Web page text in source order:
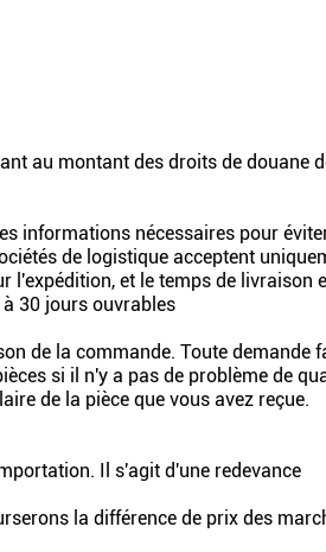
au montant des droits de douane
informations nécessaires pour
de logistique acceptent
l'expédition, et le temps de livraison
30 jours ouvrables
de la commande. Toute demande
si il n'y a pas de problème de
de la pièce que vous avez reçue.
Il s'agit d'une redevance
la différence de prix des